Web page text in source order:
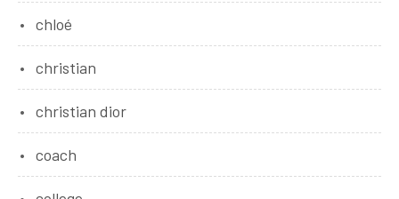
chloé
christian
christian dior
coach